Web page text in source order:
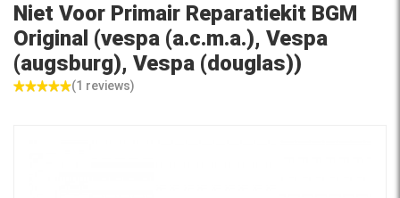
Niet Voor Primair Reparatiekit BGM
Original (vespa (a.c.m.a.), Vespa
(augsburg), Vespa (douglas))
(1 reviews)